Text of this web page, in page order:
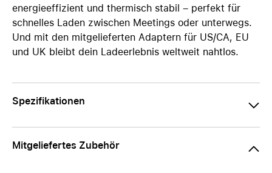
energieeffizient und thermisch stabil – perfekt für
schnelles Laden zwischen Meetings oder unterwegs.
Und mit den mitgelieferten Adaptern für US/CA, EU
und UK bleibt dein Ladeerlebnis weltweit nahtlos.
Spezifikationen
Mitgeliefertes Zubehör